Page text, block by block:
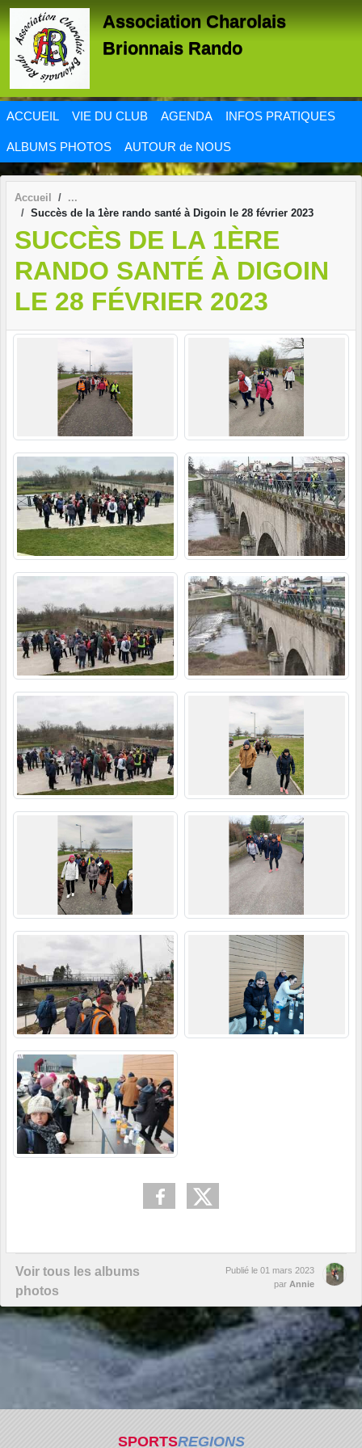
Association Charolais
Brionnais Rando
ACCUEIL VIE DU CLUB AGENDA INFOS PRATIQUES
ALBUMS PHOTOS AUTOUR de NOUS
Accueil
Succès de la 1ère rando santé à Digoin le 28 février 2023
SUCCÈS DE LA 1ÈRE
RANDO SANTÉ À DIGOIN
LE 28 FÉVRIER 2023
Voir tous les albums
photos
Publié le 01 mars 2023
par Annie
SPORTSREGIONS
Panneau de gestion des cookies